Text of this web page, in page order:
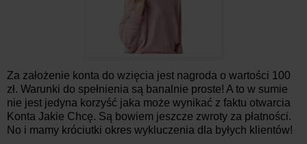
Za założenie konta do wzięcia jest nagroda o wartości 100
zł. Warunki do spełnienia są banalnie proste! A to w sumie
nie jest jedyna korzyść jaka może wynikać z faktu otwarcia
Konta Jakie Chcę. Są bowiem jeszcze zwroty za płatności.
No i mamy króciutki okres wykluczenia dla byłych klientów!